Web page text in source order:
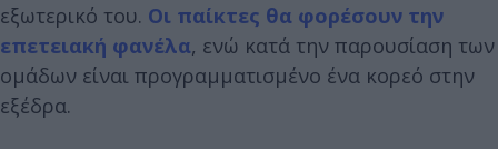
εξωτερικό του. Οι παίκτες θα φορέσουν την
επετειακή φανέλα, ενώ κατά την παρουσίαση των
ομάδων είναι προγραμματισμένο ένα κορεό στην
εξέδρα.